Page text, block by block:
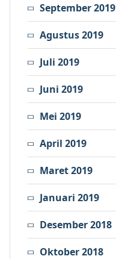
September 2019
Agustus 2019
Juli 2019
Juni 2019
Mei 2019
April 2019
Maret 2019
Januari 2019
Desember 2018
Oktober 2018